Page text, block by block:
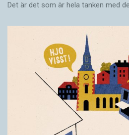
Det är det som är hela tanken med